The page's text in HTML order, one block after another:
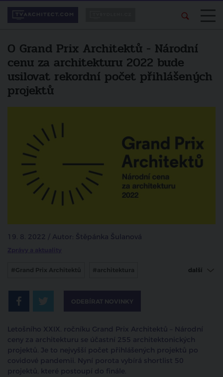
O Grand Prix Architektů - Národní
cenu za architekturu 2022 bude
usilovat rekordní počet přihlášených
projektů
19. 8. 2022 / Autor: Štěpánka Šulanová
Zprávy a aktuality
#Grand Prix Architektů #architektura
#obec architektů #oleg haman
#grand prix architektů 2022
#národní cena za architekturu
další
ODEBÍRAT NOVINKY
Letošního XXIX. ročníku Grand Prix Architektů – Národní
ceny za architekturu se účastní 255 architektonických
projektů. Je to nejvyšší počet přihlášených projektů po
covidové pandemii. Nyní porota vybírá shortlist 50
projektů, které postoupí do finále.